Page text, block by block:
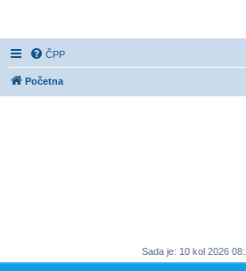
ČPP
Početna
Sada je: 10 kol 2026